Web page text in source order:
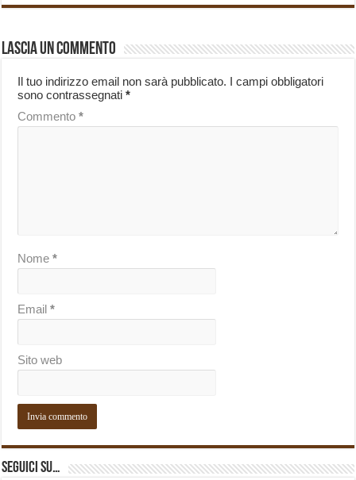
Lascia un commento
Il tuo indirizzo email non sarà pubblicato. I campi obbligatori
sono contrassegnati*
Commento*
Nome*
Email*
Sito web
Seguici su…